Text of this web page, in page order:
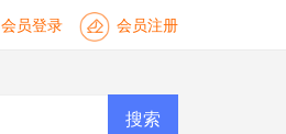
会员登录 会员注册